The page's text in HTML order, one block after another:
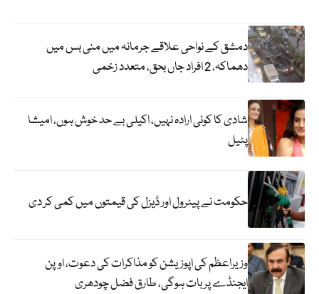
دمشق کے نواحی علاقے جرمانہ میں منی بس میں
دھماکہ، 2 افراد جاں بحق، متعدد زخمی
شادی کا کوئی ارادہ نہیں، اکیلی بے حد خوش ہوں، امیشا
پٹیل
حکومت نے پیٹرول اور ڈیزل کی قیمتوں میں کمی کر دی
وزیراعظم کی اپوزیشن کو مذاکرات کی دعوت، اوپن
ایجنڈے پر بات ہوگی، طارق فضل چودھری